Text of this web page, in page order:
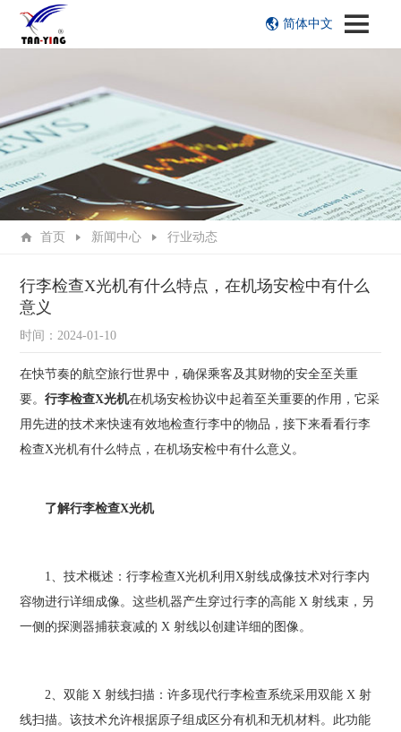
简体中文
首页 新闻中心 行业动态
行李检查X光机有什么特点，在机场安检中有什么
意义
时间：2024-01-10
在快节奏的航空旅行世界中，确保乘客及其财物的安全至关重
要。行李检查X光机在机场安检协议中起着至关重要的作用，它采
用先进的技术来快速有效地检查行李中的物品，接下来看看行李
检查X光机有什么特点，在机场安检中有什么意义。
了解行李检查X光机
1、技术概述：行李检查X光机利用X射线成像技术对行李内
容物进行详细成像。这些机器产生穿过行李的高能 X 射线束，另
一侧的探测器捕获衰减的 X 射线以创建详细的图像。
2、双能 X 射线扫描：许多现代行李检查系统采用双能 X 射
线扫描。该技术允许根据原子组成区分有机和无机材料。此功能